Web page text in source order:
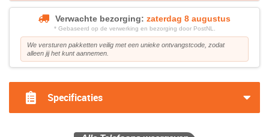
Verwachte bezorging: zaterdag 8 augustus
* Gebaseerd op de verwerking en bezorging door PostNL.
We versturen pakketten veilig met een unieke ontvangstcode, zodat
alleen jij het kunt aannemen.
Specificaties